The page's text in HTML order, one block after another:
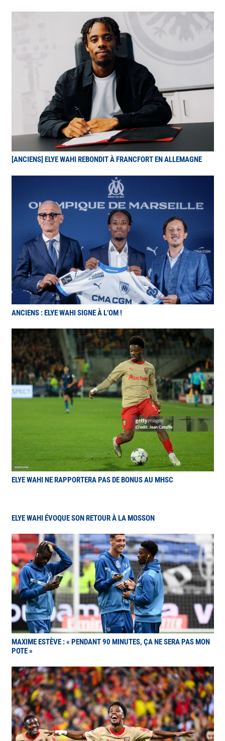
[ANCIENS] ELYE WAHI REBONDIT À FRANCFORT EN ALLEMAGNE
ANCIENS : ELYE WAHI SIGNE À L’OM !
ELYE WAHI NE RAPPORTERA PAS DE BONUS AU MHSC
ELYE WAHI ÉVOQUE SON RETOUR À LA MOSSON
MAXIME ESTÈVE : « PENDANT 90 MINUTES, ÇA NE SERA PAS MON
POTE »